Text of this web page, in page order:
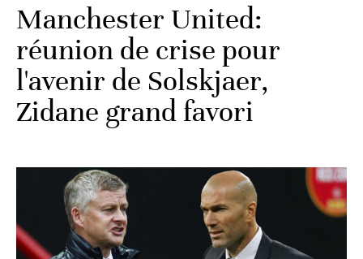
Manchester United:
réunion de crise pour
l'avenir de Solskjaer,
Zidane grand favori